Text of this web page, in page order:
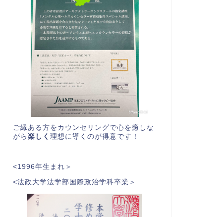
ご縁ある方をカウンセリングで心を癒しな
がら 楽しく 理想に導くのが得意です！
<1996年生まれ＞
<法政大学法学部国際政治学科卒業＞